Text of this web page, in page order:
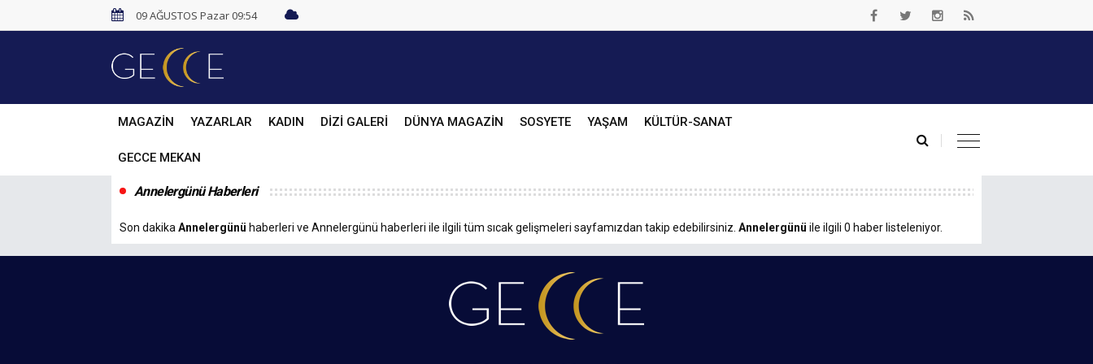
09 AĞUSTOS Pazar 09:54
MAGAZİN YAZARLAR KADIN DİZİ GALERİ DÜNYA MAGAZİN SOSYETE YAŞAM KÜLTÜR-SANAT
GECCE MEKAN
Annelergünü Haberleri
Son dakika Annelergünü haberleri ve Annelergünü haberleri ile ilgili tüm sıcak gelişmeleri sayfamızdan takip edebilirsiniz. Annelergünü ile ilgili 0 haber listeleniyor.